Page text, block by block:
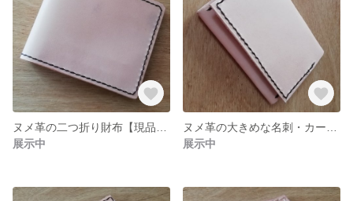
展示中
展示中